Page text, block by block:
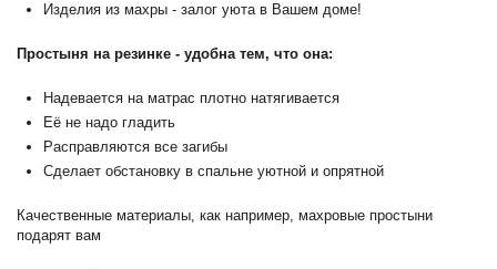
Изделия из махры - залог уюта в Вашем доме!
Простыня на резинке - удобна тем, что она:
Надевается на матрас плотно натягивается
Её не надо гладить
Расправляются все загибы
Сделает обстановку в спальне уютной и опрятной
Качественные материалы, как например, махровые простыни
подарят вам